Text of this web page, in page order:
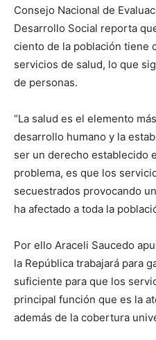
Consejo Nacional de
Desarrollo Social reporta
ciento de la población tiene
servicios de salud, lo que
de personas.
“La salud es el elemento
desarrollo humano y la
ser un derecho establecido
problema, es que los
secuestrados provocando
ha afectado a toda la
Por ello Araceli Saucedo
la República trabajará para
suficiente para que los
principal función que es la
además de la cobertura